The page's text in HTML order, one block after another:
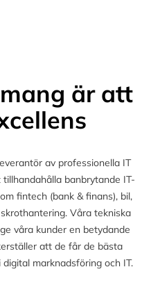
är att
av professionella IT
banbrytande IT-
fintech (bank & finans), bil,
Våra tekniska
våra kunder en betydande
att de får de bästa
marknadsföring och IT.